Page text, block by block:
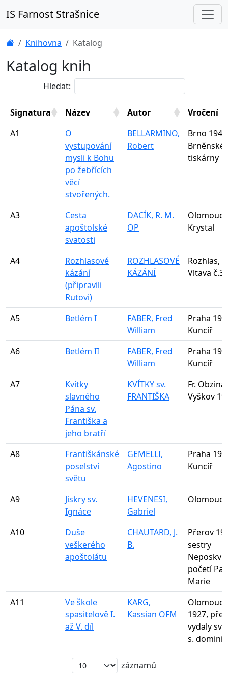
IS Farnost Strašnice
ÚvodKnihovna Katalog
Katalog knih
Hledat:
Signatura Název Autor
Vročení
Signatura
Název Autor Vročení
A1
O
vystupování
mysli k Bohu
po žebřících
věcí
stvořených.
BELLARMINO,
Robert
Brno
Brněnské
tiskárny
A3
Cesta
apoštolské
svatosti
DACÍK, R. M.
OP
Olomouc
Krystal
A4
Rozhlasové
kázání
(připravili
Rutovi)
ROZHLASOVÉ
KÁZÁNÍ
Rozhlas,
Vltava
A5 Betlém I
FABER, Fred
William
Praha
Kuncíř
A6
Betlém II
FABER, Fred
William
Praha
Kuncíř
A7
Kvítky
slavného
Pána sv.
Františka a
jeho bratří
KVÍTKY sv.
FRANTIŠKA
Fr. Obzina,
Vyškov
A8
Františkánské
poselství
světu
GEMELLI,
Agostino
Praha
Kuncíř
A9
Jiskry sv.
Ignáce
HEVENESI,
Gabriel
Olomouc
A10
Duše
veškerého
apoštolátu
CHAUTARD, J.
B.
Přerov
sestry
početí
Marie
A11
Ve škole
spasitelově I.
až V. díl
KARG,
Kassian OFM
Olomouc-
1927,
vydaly
s.
záznamů